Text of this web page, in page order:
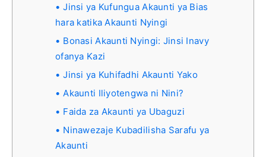
Jinsi ya Kufungua Akaunti ya Bias
hara katika Akaunti Nyingi
Bonasi Akaunti Nyingi: Jinsi Inavy
ofanya Kazi
Jinsi ya Kuhifadhi Akaunti Yako
Akaunti Iliyotengwa ni Nini?
Faida za Akaunti ya Ubaguzi
Ninawezaje Kubadilisha Sarafu ya
Akaunti